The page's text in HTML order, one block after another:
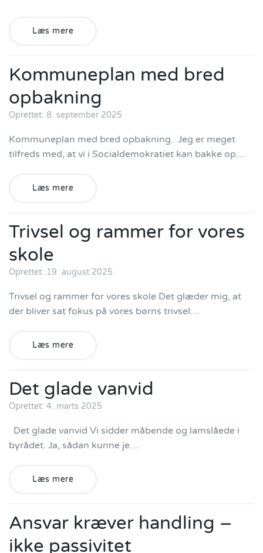
Læs mere
Kommuneplan med bred
opbakning
Oprettet: 8. september 2025
Kommuneplan med bred opbakning. Jeg er meget
tilfreds med, at vi i Socialdemokratiet kan bakke op…
Læs mere
Trivsel og rammer for vores
skole
Oprettet: 19. august 2025
Trivsel og rammer for vores skole Det glæder mig, at
der bliver sat fokus på vores børns trivsel…
Læs mere
Det glade vanvid
Oprettet: 4. marts 2025
Det glade vanvid Vi sidder måbende og lamslåede i
byrådet. Ja, sådan kunne je…
Læs mere
Ansvar kræver handling –
ikke passivitet